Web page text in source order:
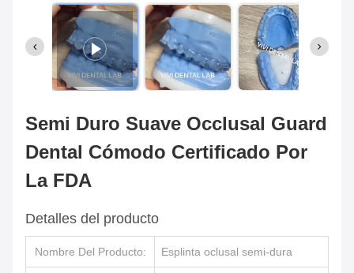
Semi Duro Suave Occlusal Guard
Dental Cómodo Certificado Por
La FDA
Detalles del producto
Nombre Del Producto: Esplinta oclusal semi-dura